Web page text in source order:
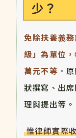
少？
免除扶養義
級」為單位
萬元不等 。
狀撰寫、出
理與提出等。
惟律師實際